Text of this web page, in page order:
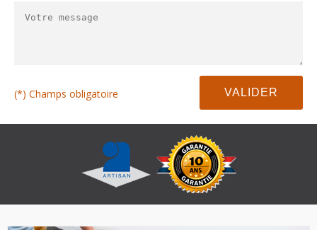
(*) Champs obligatoire